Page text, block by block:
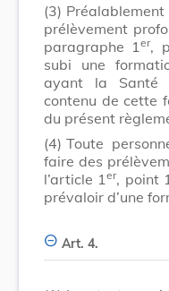
(3)
prélèvement
paragraphe 1er,
subi une
ayant la Santé
contenu de cette
du présent
(4) Toute
faire des
l’article 1er, point
prévaloir d’une
Art. 4.